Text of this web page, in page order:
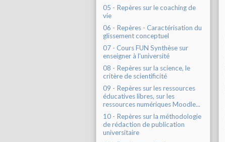
05 - Repères sur le coaching de
vie
06 - Repères - Caractérisation du
glissement conceptuel
07 - Cours FUN Synthèse sur
enseigner à l'université
08 - Repères sur la science, le
critère de scientificité
09 - Repères sur les ressources
éducatives libres, sur les
ressources numériques Moodle...
10 - Repères sur la méthodologie
de rédaction de publication
universitaire